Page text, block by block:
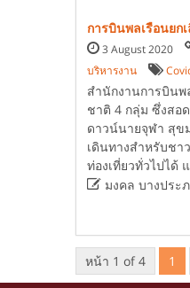
การบินพลเรือนยก
3 August 2020
บริหารงาน
สำนักงานการบินพ
ชาติ 4 กลุ่ม ซึ่งสอ
ดาวน์นายจุฬา สุข
เดินทางสำหรับชา
ท่องเที่ยวทั่วไปได้
มงคล บางประ
หน้า 1 of 4 1